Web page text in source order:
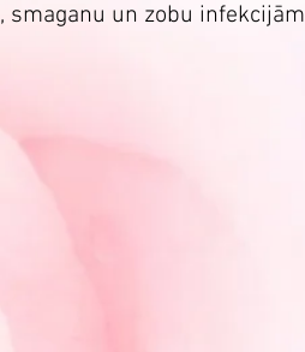
smaganu un zobu infekcijām